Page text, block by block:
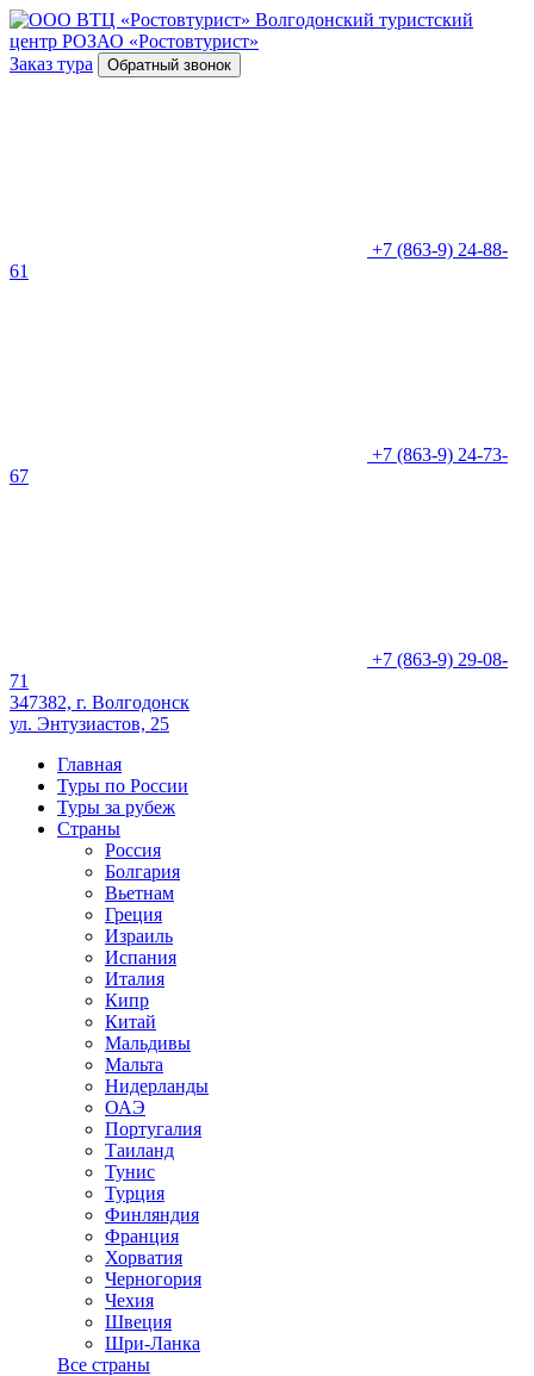
Волгодонский туристский
центр РОЗАО «Ростовтурист»
Заказ тура
Обратный звонок
+7 (863-9) 24-88-
61
+7 (863-9) 24-73-
67
+7 (863-9) 29-08-
71
347382, г. Волгодонск
ул. Энтузиастов, 25
Главная
Туры по России
Туры за рубеж
Страны
Россия
Болгария
Вьетнам
Греция
Израиль
Испания
Италия
Кипр
Китай
Мальдивы
Мальта
Нидерланды
ОАЭ
Португалия
Таиланд
Тунис
Турция
Финляндия
Франция
Хорватия
Черногория
Чехия
Швеция
Шри-Ланка
Все страны